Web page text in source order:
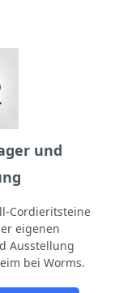
und
Cordieritsteine
eigenen
Ausstellung
bei Worms.